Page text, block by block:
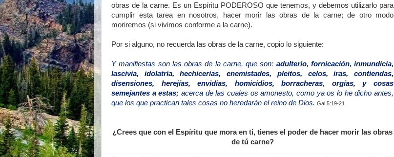
obras de la carne. Es un Espíritu PODEROSO que tenemos, y debemos utilizarlo para
cumplir esta tarea en nosotros, hacer morir las obras de la carne; de otro modo
moriremos (si vivimos conforme a la carne).
Por si alguno, no recuerda las obras de la carne, copio lo siguiente:
Y manifiestas son las obras de la carne, que son: adulterio, fornicación, inmundicia,
lascivia, idolatría, hechicerías, enemistades, pleitos, celos, iras, contiendas,
disensiones, herejías, envidias, homicidios, borracheras, orgías, y cosas
semejantes a estas; acerca de las cuales os amonesto, como ya os lo he dicho antes,
que los que practican tales cosas no heredarán el reino de Dios. Gal 5:19-21
¿Crees que con el Espíritu que mora en ti, tienes el poder de hacer morir las obras
de tú carne?